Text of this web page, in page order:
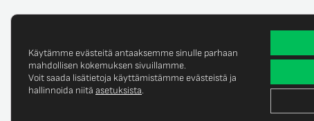
© Copyright 2025 Second Disc Oy Tietosuojaseloste
Käytämme evästeitä antaaksemme sinulle parhaan
mahdollisen kokemuksen sivuillamme.
Voit saada lisätietoja käyttämistämme evästeistä ja
hallinnoida niitä asetuksista.